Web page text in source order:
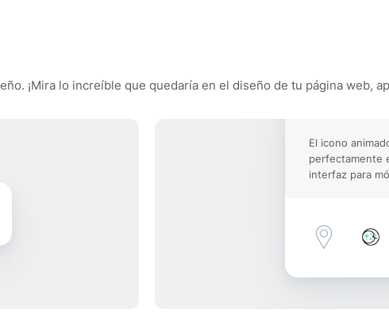
¡Mira lo increíble que quedaría en el diseño de tu página web,
El icono
perfectamente
interfaz para